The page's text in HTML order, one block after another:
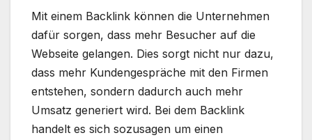
Mit einem Backlink können die Unternehmen
dafür sorgen, dass mehr Besucher auf die
Webseite gelangen. Dies sorgt nicht nur dazu,
dass mehr Kundengespräche mit den Firmen
entstehen, sondern dadurch auch mehr
Umsatz generiert wird. Bei dem Backlink
handelt es sich sozusagen um einen